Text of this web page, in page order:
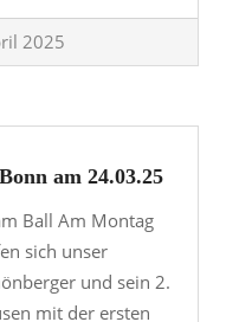
2025
am 24.03.25
Ball Am Montag
sich unser
und sein 2.
mit der ersten